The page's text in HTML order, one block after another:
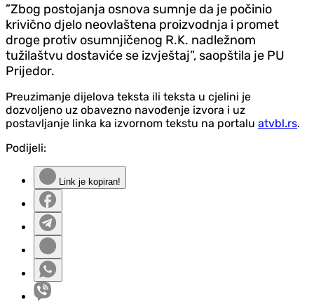
”Zbog postojanja osnova sumnje da je počinio
krivično djelo neovlaštena proizvodnja i promet
droge protiv osumnjičenog R.K. nadležnom
tužilaštvu dostaviće se izvještaj”, saopštila je PU
Prijedor.
Preuzimanje dijelova teksta ili teksta u cjelini je
dozvoljeno uz obavezno navođenje izvora i uz
postavljanje linka ka izvornom tekstu na portalu atvbl.rs.
Podijeli:
Link je kopiran!